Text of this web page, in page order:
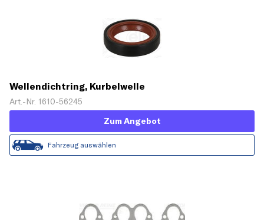
Wellendichtring, Kurbelwelle
Art.-Nr. 1610-56245
Zum Angebot
Fahrzeug auswählen